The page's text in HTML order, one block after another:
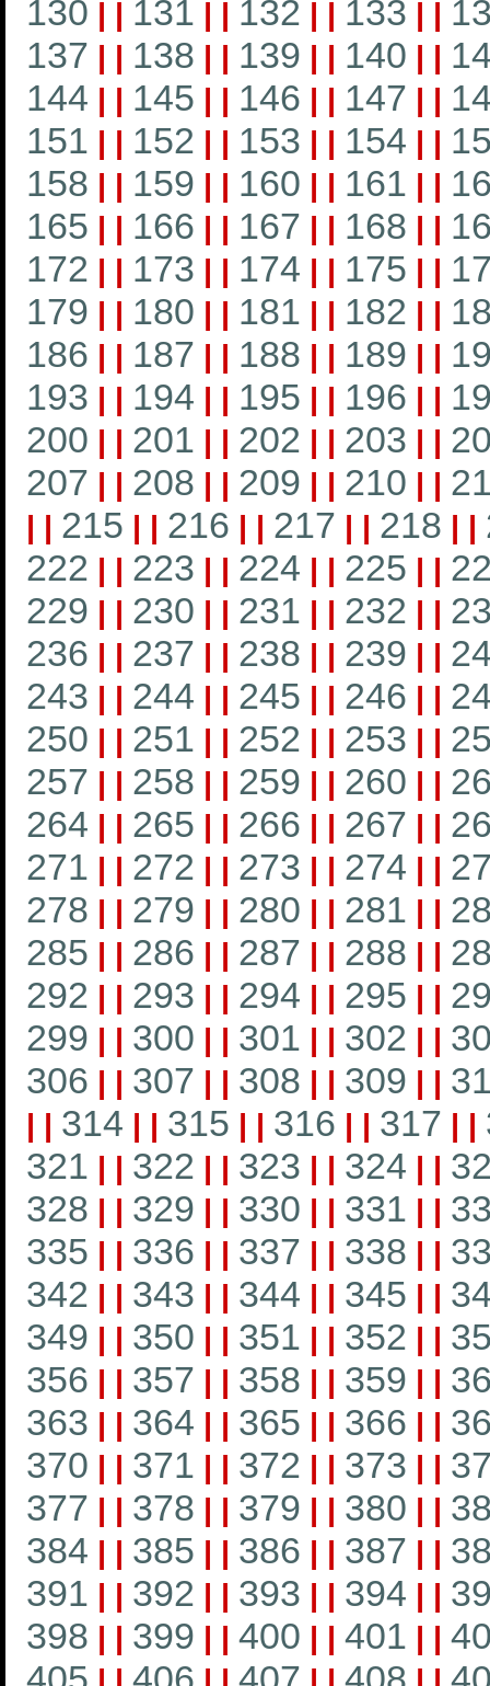
130 | | 131 | | 132 | | 133 | |
137 | | 138 | | 139 | | 140 | |
144 | | 145 | | 146 | | 147 | |
151 | | 152 | | 153 | | 154 | |
158 | | 159 | | 160 | | 161 | |
165 | | 166 | | 167 | | 168 | |
172 | | 173 | | 174 | | 175 | |
179 | | 180 | | 181 | | 182 | |
186 | | 187 | | 188 | | 189 | |
193 | | 194 | | 195 | | 196 | |
200 | | 201 | | 202 | | 203 | |
207 | | 208 | | 209 | | 210 | |
| | 215 | | 216 | | 217 | | 218 | |
222 | | 223 | | 224 | | 225 | |
229 | | 230 | | 231 | | 232 | |
236 | | 237 | | 238 | | 239 | |
243 | | 244 | | 245 | | 246 | |
250 | | 251 | | 252 | | 253 | |
257 | | 258 | | 259 | | 260 | |
264 | | 265 | | 266 | | 267 | |
271 | | 272 | | 273 | | 274 | |
278 | | 279 | | 280 | | 281 | |
285 | | 286 | | 287 | | 288 | |
292 | | 293 | | 294 | | 295 | |
299 | | 300 | | 301 | | 302 | |
306 | | 307 | | 308 | | 309 | |
| | 314 | | 315 | | 316 | | 317 | |
321 | | 322 | | 323 | | 324 | |
328 | | 329 | | 330 | | 331 | |
335 | | 336 | | 337 | | 338 | |
342 | | 343 | | 344 | | 345 | |
349 | | 350 | | 351 | | 352 | |
356 | | 357 | | 358 | | 359 | |
363 | | 364 | | 365 | | 366 | |
370 | | 371 | | 372 | | 373 | |
377 | | 378 | | 379 | | 380 | |
384 | | 385 | | 386 | | 387 | |
391 | | 392 | | 393 | | 394 | |
398 | | 399 | | 400 | | 401 | |